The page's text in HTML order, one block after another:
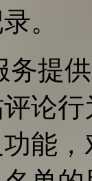
。
务提
论
能